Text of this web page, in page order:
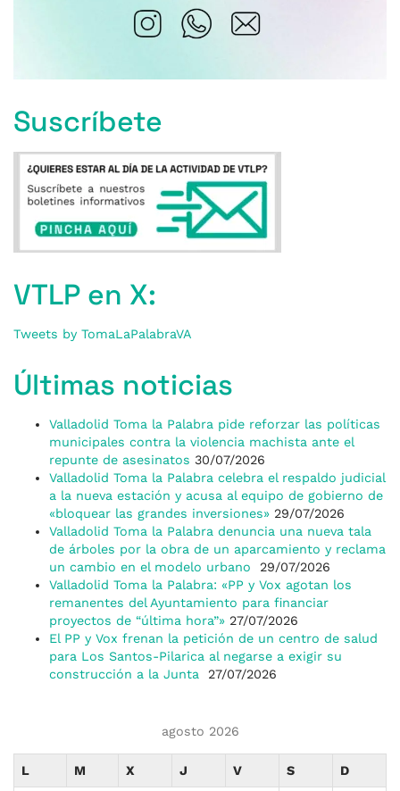
Suscríbete
VTLP en X:
Tweets by TomaLaPalabraVA
Últimas noticias
Valladolid Toma la Palabra pide reforzar las políticas
municipales contra la violencia machista ante el
repunte de asesinatos 30/07/2026
Valladolid Toma la Palabra celebra el respaldo judicial
a la nueva estación y acusa al equipo de gobierno de
«bloquear las grandes inversiones» 29/07/2026
Valladolid Toma la Palabra denuncia una nueva tala
de árboles por la obra de un aparcamiento y reclama
un cambio en el modelo urbano
29/07/2026
Valladolid Toma la Palabra: «PP y Vox agotan los
remanentes del Ayuntamiento para financiar
proyectos de “última hora”» 27/07/2026
El PP y Vox frenan la petición de un centro de salud
para Los Santos-Pilarica al negarse a exigir su
construcción a la Junta
27/07/2026
agosto 2026
L M X J V S D